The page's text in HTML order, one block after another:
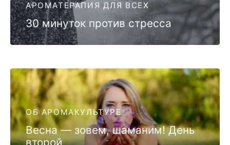
АРОМАТЕРАПИЯ ДЛЯ ВСЕХ
30 минуток против стресса
ОБ АРОМАКУЛЬТУРЕ
Весна — зовем, шаманим! День
второй